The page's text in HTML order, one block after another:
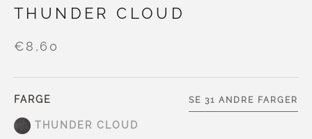
THUNDER CLOUD
€8,60
FARGE
THUNDER CLOUD
SE 31 ANDRE FARGER